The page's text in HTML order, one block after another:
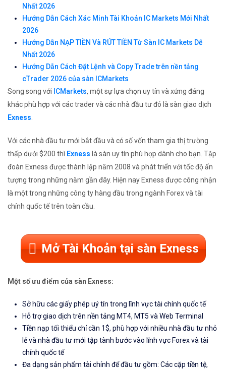
Nhất 2026
Hướng Dẫn Cách Xác Minh Tài Khoản IC Markets Mới Nhất
2026
Hướng Dẫn NẠP TIỀN Và RÚT TIỀN Từ Sàn IC Markets Dễ
Nhất 2026
Hướng Dẫn Cách Đặt Lệnh và Copy Trade trên nền tảng
cTrader 2026 của sàn ICMarkets
Song song với ICMarkets, một sự lựa chọn uy tín và xứng đáng
khác phù hợp với các trader và các nhà đầu tư đó là sàn giao dịch
Exness.
Với các nhà đầu tư mới bắt đầu và có số vốn tham gia thị trường
thấp dưới $200 thì Exness là sàn uy tín phù hợp dành cho bạn. Tập
đoàn Exness được thành lập năm 2008 và phát triển với tốc độ ấn
tượng trong những năm gần đây. Hiện nay Exness được công nhận
là một trong những công ty hàng đầu trong ngành Forex và tài
chính quốc tế trên toàn cầu.
Mở Tài Khoản tại sàn Exness
Một số ưu điểm của sàn Exness:
Sở hữu các giấy phép uý tín trong lĩnh vực tài chính quốc tế
Hỗ trợ giao dịch trên nền tảng MT4, MT5 và Web Terminal
Tiền nạp tối thiểu chỉ cần 1$, phù hợp với nhiều nhà đầu tư nhỏ
lẻ và nhà đầu tư mới tập tành bước vào lĩnh vực Forex và tài
chính quốc tế
Đa dạng sản phẩm tài chính để đầu tư gồm: Các cặp tiền tệ,